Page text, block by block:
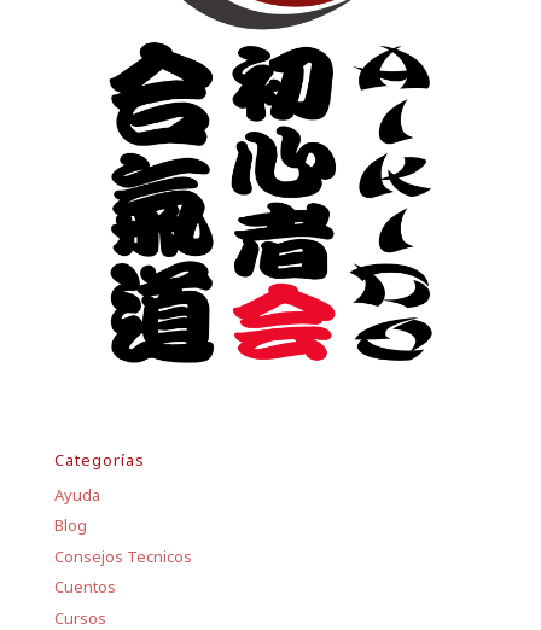
Categorías
Ayuda
Blog
Consejos Tecnicos
Cuentos
Cursos